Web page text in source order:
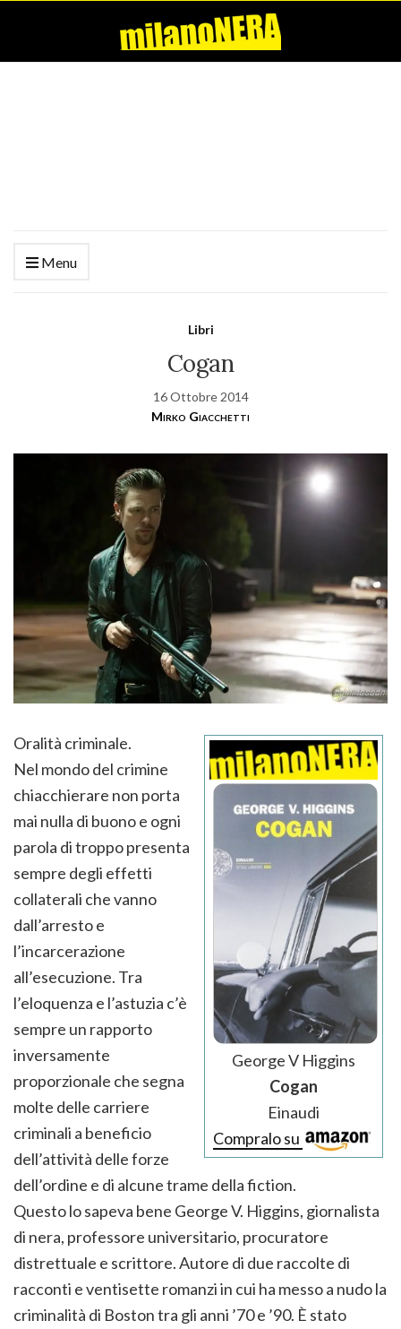
Menu
Libri
Cogan
16 Ottobre 2014
Mirko Giacchetti
George V Higgins
Cogan
Einaudi
Compralo su
Oralità criminale.
Nel mondo del crimine
chiacchierare non porta
mai nulla di buono e ogni
parola di troppo presenta
sempre degli effetti
collaterali che vanno
dall’arresto e
l’incarcerazione
all’esecuzione. Tra
l’eloquenza e l’astuzia c’è
sempre un rapporto
inversamente
proporzionale che segna
molte delle carriere
criminali a beneficio
dell’attività delle forze
dell’ordine e di alcune trame della fiction.
Questo lo sapeva bene George V. Higgins, giornalista
di nera, professore universitario, procuratore
distrettuale e scrittore. Autore di due raccolte di
racconti e ventisette romanzi in cui ha messo a nudo la
criminalità di Boston tra gli anni ’70 e ’90. È stato